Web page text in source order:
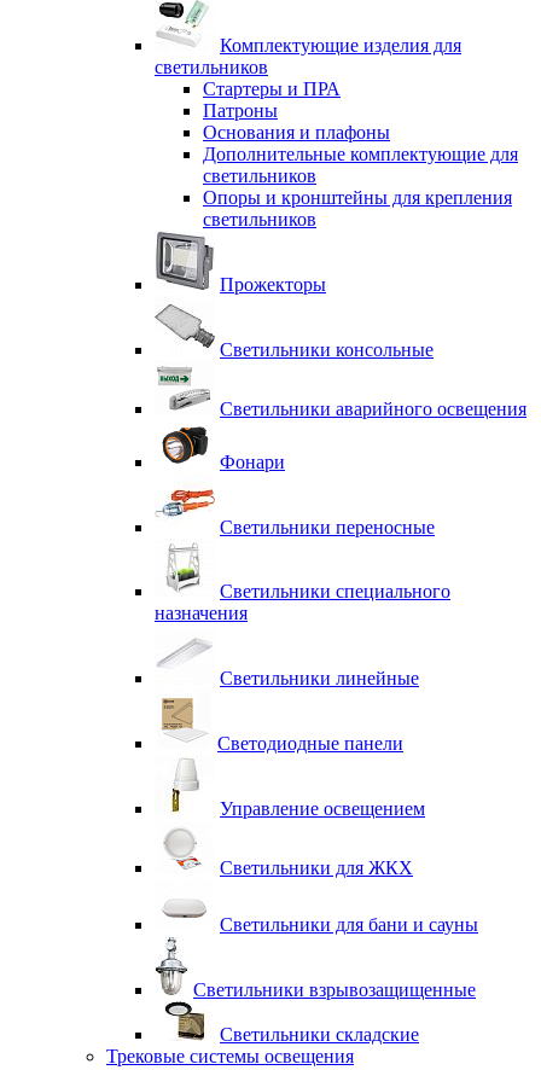
Комплектующие изделия для
светильников
Стартеры и ПРА
Патроны
Основания и плафоны
Дополнительные комплектующие для
светильников
Опоры и кронштейны для крепления
светильников
Прожекторы
Светильники консольные
Светильники аварийного освещения
Фонари
Светильники переносные
Светильники специального
назначения
Светильники линейные
Светодиодные панели
Управление освещением
Светильники для ЖКХ
Светильники для бани и сауны
Светильники взрывозащищенные
Светильники складские
Трековые системы освещения